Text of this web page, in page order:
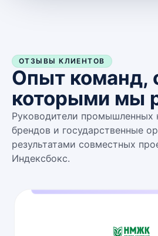
ОТЗЫВЫ КЛИЕНТОВ
Опыт команд,
которыми мы
Руководители промышленных
брендов и государственные
результатами совместных
Индексбокс.